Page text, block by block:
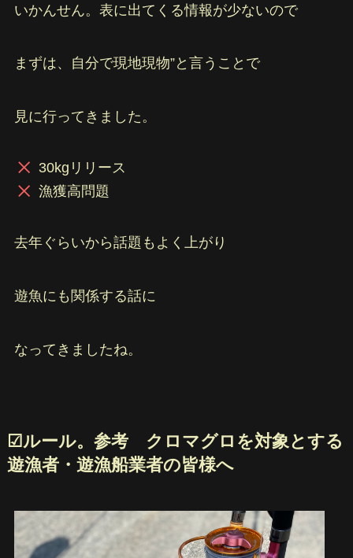
いかんせん。表に出てくる情報が少ないので
まずは、自分で現地現物”と言うことで
見に行ってきました。
30kgリリース
漁獲高問題
去年ぐらいから話題もよく上がり
遊魚にも関係する話に
なってきましたね。
☑︎ルール。参考 クロマグロを対象とする
遊漁者・遊漁船業者の皆様へ